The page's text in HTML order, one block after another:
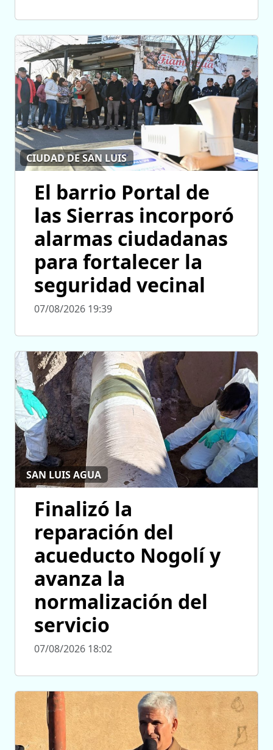
CIUDAD DE SAN LUIS
El barrio Portal de
las Sierras incorporó
alarmas ciudadanas
para fortalecer la
seguridad vecinal
07/08/2026 19:39
SAN LUIS AGUA
Finalizó la
reparación del
acueducto Nogolí y
avanza la
normalización del
servicio
07/08/2026 18:02